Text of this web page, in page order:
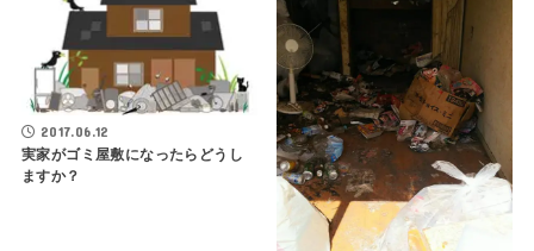
2017.06.12
実家がゴミ屋敷になったらどうし
ますか？